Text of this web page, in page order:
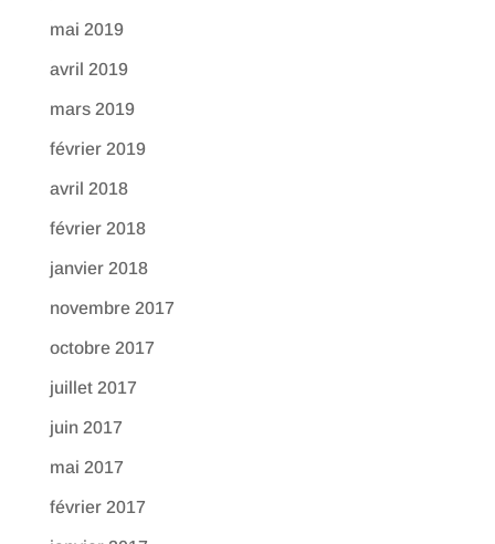
mai 2019
avril 2019
mars 2019
février 2019
avril 2018
février 2018
janvier 2018
novembre 2017
octobre 2017
juillet 2017
juin 2017
mai 2017
février 2017